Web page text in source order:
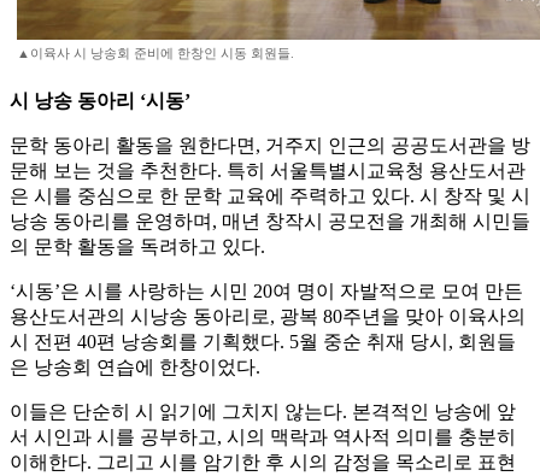
▲이육사 시 낭송회 준비에 한창인 시동 회원들.
시 낭송 동아리 ‘시동’
문학 동아리 활동을 원한다면, 거주지 인근의 공공도서관을 방
문해 보는 것을 추천한다. 특히 서울특별시교육청 용산도서관
은 시를 중심으로 한 문학 교육에 주력하고 있다. 시 창작 및 시
낭송 동아리를 운영하며, 매년 창작시 공모전을 개최해 시민들
의 문학 활동을 독려하고 있다.
‘시동’은 시를 사랑하는 시민 20여 명이 자발적으로 모여 만든
용산도서관의 시낭송 동아리로, 광복 80주년을 맞아 이육사의
시 전편 40편 낭송회를 기획했다. 5월 중순 취재 당시, 회원들
은 낭송회 연습에 한창이었다.
이들은 단순히 시 읽기에 그치지 않는다. 본격적인 낭송에 앞
서 시인과 시를 공부하고, 시의 맥락과 역사적 의미를 충분히
이해한다. 그리고 시를 암기한 후 시의 감정을 목소리로 표현